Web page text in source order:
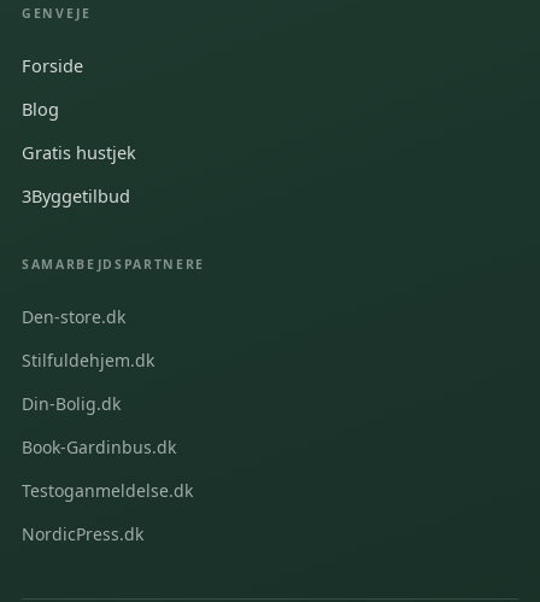
GENVEJE
Forside
Blog
Gratis hustjek
3Byggetilbud
SAMARBEJDSPARTNERE
Den-store.dk
Stilfuldehjem.dk
Din-Bolig.dk
Book-Gardinbus.dk
Testoganmeldelse.dk
NordicPress.dk